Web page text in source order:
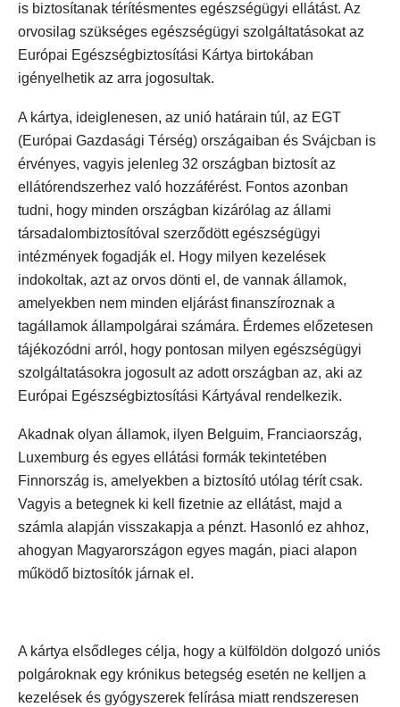
is biztosítanak térítésmentes egészségügyi ellátást. Az
orvosilag szükséges egészségügyi szolgáltatásokat az
Európai Egészségbiztosítási Kártya birtokában
igényelhetik az arra jogosultak.
A kártya, ideiglenesen, az unió határain túl, az EGT
(Európai Gazdasági Térség) országaiban és Svájcban is
érvényes, vagyis jelenleg 32 országban biztosít az
ellátórendszerhez való hozzáférést. Fontos azonban
tudni, hogy minden országban kizárólag az állami
társadalombiztosítóval szerződött egészségügyi
intézmények fogadják el. Hogy milyen kezelések
indokoltak, azt az orvos dönti el, de vannak államok,
amelyekben nem minden eljárást finanszíroznak a
tagállamok állampolgárai számára. Érdemes előzetesen
tájékozódni arról, hogy pontosan milyen egészségügyi
szolgáltatásokra jogosult az adott országban az, aki az
Európai Egészségbiztosítási Kártyával rendelkezik.
Akadnak olyan államok, ilyen Belguim, Franciaország,
Luxemburg és egyes ellátási formák tekintetében
Finnország is, amelyekben a biztosító utólag térít csak.
Vagyis a betegnek ki kell fizetnie az ellátást, majd a
számla alapján visszakapja a pénzt. Hasonló ez ahhoz,
ahogyan Magyarországon egyes magán, piaci alapon
működő biztosítók járnak el.
A kártya elsődleges célja, hogy a külföldön dolgozó uniós
polgároknak egy krónikus betegség esetén ne kelljen a
kezelések és gyógyszerek felírása miatt rendszeresen